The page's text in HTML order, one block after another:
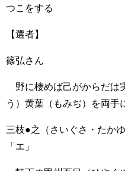
つこをする
【選者】
篠弘さん
野に棲めば己がからだは
う）黄葉（もみぢ）を両手
三枝●之（さいぐさ・たか
「エ」